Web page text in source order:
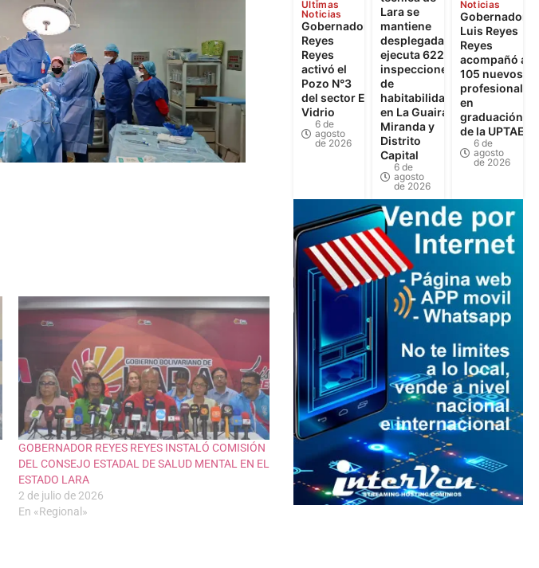
GOBERNADOR REYES REYES INSTALÓ COMISIÓN
DEL CONSEJO ESTADAL DE SALUD MENTAL EN EL
ESTADO LARA
2 de julio de 2026
En «Regional»
Ultimas
Noticias
Gobernador
Reyes
Reyes
activó el
Pozo N°3
del sector El
Vidrio
6 de
agosto
de 2026
Lara se
mantiene
desplegada y
ejecuta 622
inspecciones
de
habitabilidad
en La Guaira,
Miranda y
Distrito
Capital
6 de
agosto
de 2026
Noticias
Gobernador
Luis Reyes
Reyes
acompañó a
105 nuevos
profesionales
en
graduación
de la UPTAEB
6 de
agosto
de 2026